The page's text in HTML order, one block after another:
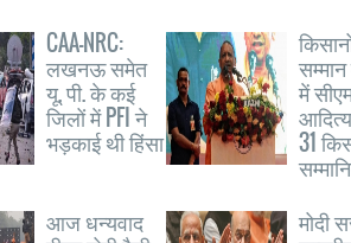
CAA-NRC:
लखनऊ समेत
यू. पी. के कई
जिलों में PFI ने
भड़काई थी हिंसा
में
31
आज धन्यवाद
मोदी